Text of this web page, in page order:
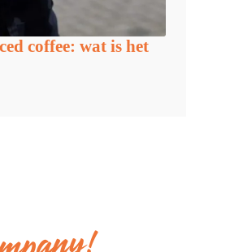
coffee: wat is het